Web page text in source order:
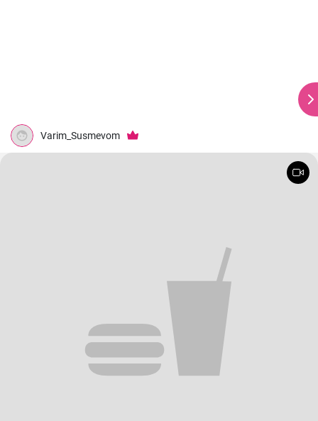
Varim_Susmevom